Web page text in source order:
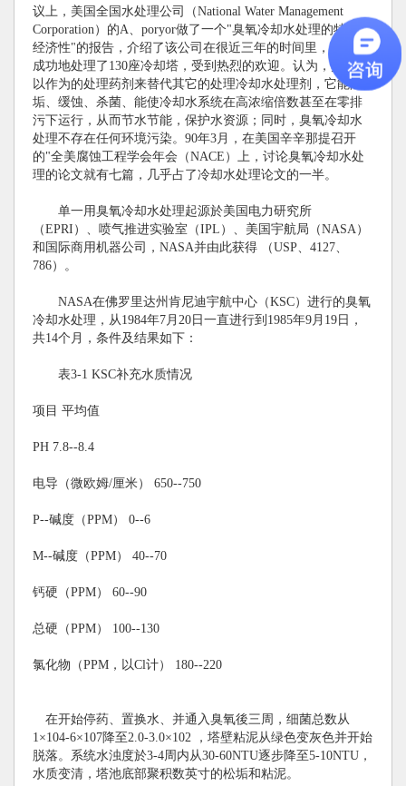
议上，美国全国水处理公司（National Water Management
Corporation）的A、poryor做了一个"臭氧冷却水处理的特点与
经济性"的报告，介绍了该公司在很近三年的时间里，用臭氧
成功地处理了130座冷却塔，受到热烈的欢迎。认为，臭氧可
以作为的处理药剂来替代其它的处理冷却水处理剂，它能阻
垢、缓蚀、杀菌、能使冷却水系统在高浓缩倍数甚至在零排
污下运行，从而节水节能，保护水资源；同时，臭氧冷却水
处理不存在任何环境污染。90年3月，在美国辛辛那提召开
的"全美腐蚀工程学会年会（NACE）上，讨论臭氧冷却水处
理的论文就有七篇，几乎占了冷却水处理论文的一半。
单一用臭氧冷却水处理起源於美国电力研究所
（EPRI）、喷气推进实验室（IPL）、美国宇航局（NASA）
和国际商用机器公司，NASA并由此获得 （USP、4127、
786）。
NASA在佛罗里达州肯尼迪宇航中心（KSC）进行的臭氧
冷却水处理，从1984年7月20日一直进行到1985年9月19日，
共14个月，条件及结果如下：
表3-1 KSC补充水质情况
项目 平均值
PH 7.8--8.4
电导（微欧姆/厘米） 650--750
P--碱度（PPM） 0--6
M--碱度（PPM） 40--70
钙硬（PPM） 60--90
总硬（PPM） 100--130
氯化物（PPM，以Cl计） 180--220
在开始停药、置换水、并通入臭氧後三周，细菌总数从
1×104-6×107降至2.0-3.0×102 ，塔壁粘泥从绿色变灰色并开始
脱落。系统水浊度於3-4周内从30-60NTU逐步降至5-10NTU，
水质变清，塔池底部聚积数英寸的松垢和粘泥。